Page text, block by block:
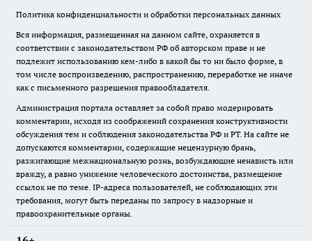
Политика конфиденциальности и обработки персональных данных
Вся информация, размещенная на данном сайте, охраняется в
соответствии с законодательством РФ об авторском праве и не
подлежит использованию кем-либо в какой бы то ни было форме, в
том числе воспроизведению, распространению, переработке не иначе
как с письменного разрешения правообладателя.
Администрация портала оставляет за собой право модерировать
комментарии, исходя из соображений сохранения конструктивности
обсуждения тем и соблюдения законодательства РФ и РТ. На сайте не
допускаются комментарии, содержащие нецензурную брань,
разжигающие межнациональную рознь, возбуждающие ненависть или
вражду, а равно унижение человеческого достоинства, размещение
ссылок не по теме. IP-адреса пользователей, не соблюдающих эти
требования, могут быть переданы по запросу в надзорные и
правоохранительные органы.